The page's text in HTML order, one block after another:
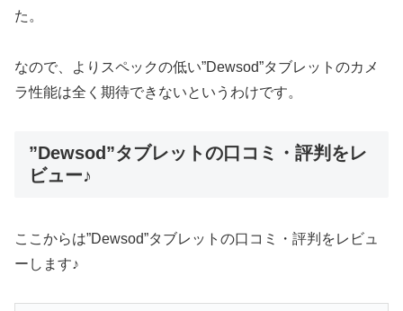
た。
なので、よりスペックの低い”Dewsod”タブレットのカメ
ラ性能は全く期待できないというわけです。
”Dewsod”タブレットの口コミ・評判をレ
ビュー♪
ここからは”Dewsod”タブレットの口コミ・評判をレビュ
ーします♪